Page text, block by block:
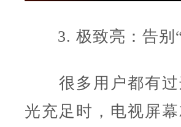
3. 极致亮：告别“
很多用户都有过
光充足时，电视屏